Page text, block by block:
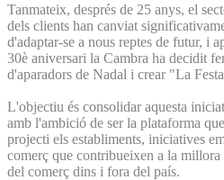
Tanmateix, després de 25 anys, el
dels clients han canviat
d'adaptar-se a nous reptes de futur, i
30è aniversari la Cambra ha decidit
d'aparadors de Nadal i crear "La
L'objectiu és consolidar aquesta
amb l'ambició de ser la plataforma
projecti els establiments, iniciatives
comerç que contribueixen a la
del comerç dins i fora del país.